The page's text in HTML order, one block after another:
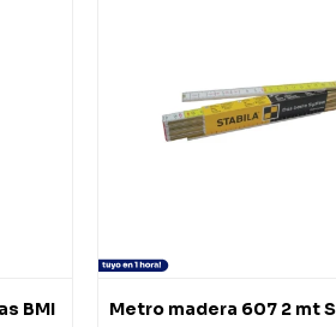
BMI
Metro madera 607 2 mt